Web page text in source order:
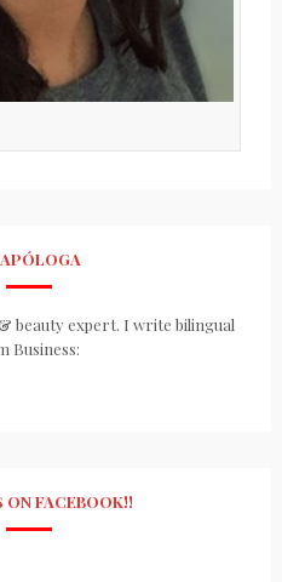
beauty expert. I write bilingual
Business:
ON FACEBOOK!!